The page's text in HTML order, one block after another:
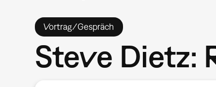
Vortrag/Gespräch
Steve Dietz: